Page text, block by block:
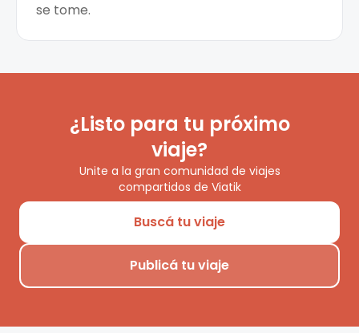
se tome.
¿Listo para tu próximo
viaje?
Unite a la gran comunidad de viajes
compartidos de Viatik
Buscá tu viaje
Publicá tu viaje